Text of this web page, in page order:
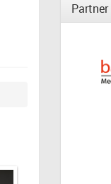
Partner